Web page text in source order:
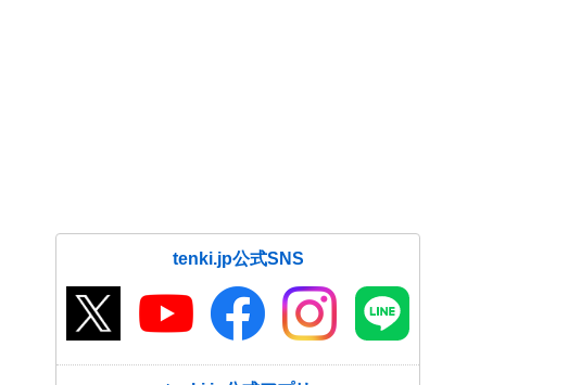
tenki.jp公式SNS